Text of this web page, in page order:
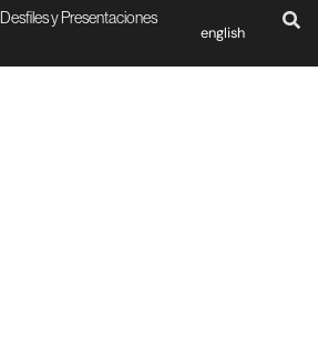
Desfiles y Presentaciones
english